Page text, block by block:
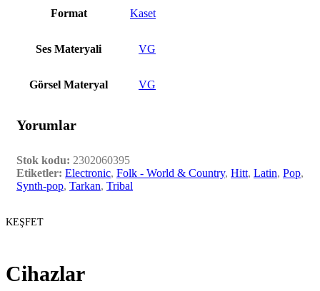
Format Kaset
Ses Materyali VG
Görsel Materyal VG
Yorumlar
Stok kodu: 2302060395
Etiketler: Electronic, Folk - World & Country, Hitt, Latin, Pop,
Synth-pop, Tarkan, Tribal
KEŞFET
Cihazlar